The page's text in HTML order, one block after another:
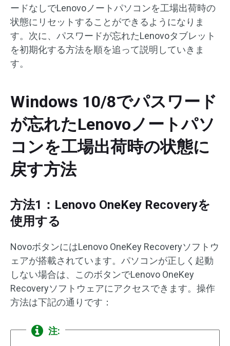
ードなしでLenovoノートパソコンを工場出荷時の
状態にリセットすることができるようになりま
す。次に、パスワードが忘れたLenovoタブレット
を初期化する方法を順を追って説明していきま
す。
Windows 10/8でパスワード
が忘れたLenovoノートパソ
コンを工場出荷時の状態に
戻す方法
方法1：Lenovo OneKey Recoveryを
使用する
NovoボタンにはLenovo OneKey Recoveryソフトウ
ェアが搭載されています。パソコンが正しく起動
しない場合は、このボタンでLenovo OneKey
Recoveryソフトウェアにアクセスできます。操作
方法は下記の通りです：
注: